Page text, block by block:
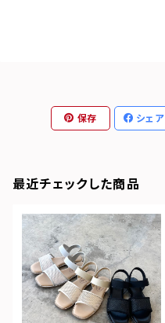
保存 シェア
最近チェックした商品